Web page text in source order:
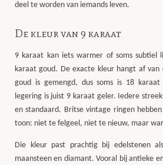
deel te worden van iemands leven.
De kleur van 9 karaat
9 karaat kan iets warmer of soms subtiel
karaat goud. De exacte kleur hangt af
goud is gemengd, dus soms is 18
legering is juist 9 karaat geler. Iedere
en standaard. Britse vintage ringen
toon: niet te felgeel, niet te nieuw, maar
Die kleur past prachtig bij edelstenen
maansteen en diamant. Vooral bij antieke